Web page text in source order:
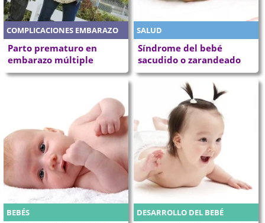
COMPLICACIONES EMBARAZO
Parto prematuro en
embarazo múltiple
SALUD
Síndrome del bebé
sacudido o zarandeado
BEBÉS DESARROLLO DEL BEBÉ